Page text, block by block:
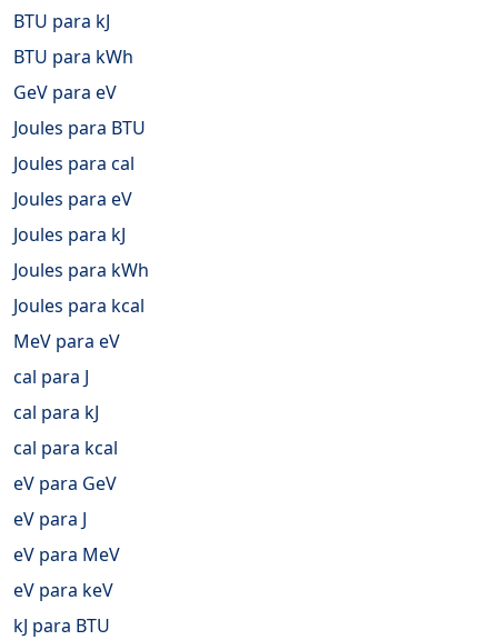
BTU para kJ
BTU para kWh
GeV para eV
Joules para BTU
Joules para cal
Joules para eV
Joules para kJ
Joules para kWh
Joules para kcal
MeV para eV
cal para J
cal para kJ
cal para kcal
eV para GeV
eV para J
eV para MeV
eV para keV
kJ para BTU